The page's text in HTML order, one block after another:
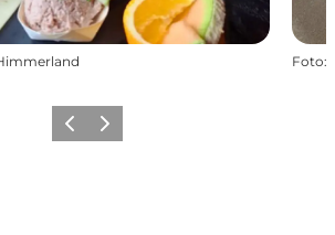
Foto:
Vorherige Folie
Nächste Folie